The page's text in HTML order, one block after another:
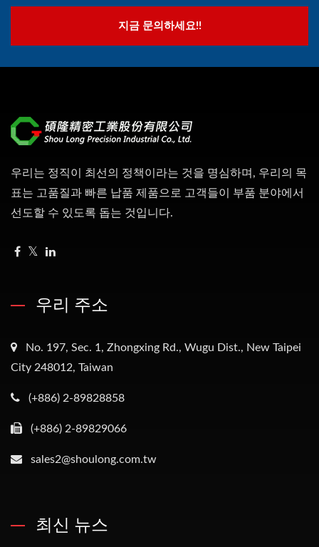
지금 문의하세요!!
우리는 정직이 최선의 정책이라는 것을 명심하며, 우리의 목
표는 고품질과 빠른 납품 제품으로 고객들이 부품 분야에서
선도할 수 있도록 돕는 것입니다.
우리 주소
No. 197, Sec. 1, Zhongxing Rd., Wugu Dist., New Taipei
City 248012, Taiwan
(+886) 2-89828858
(+886) 2-89829066
sales2@shoulong.com.tw
최신 뉴스